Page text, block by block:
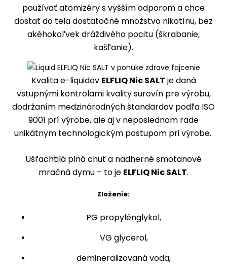
používať atomizéry s vyšším odporom a chce
dostať do tela dostatočné množstvo nikotínu, bez
akéhokoľvek dráždivého pocitu (škrabanie,
kašľanie).
Kvalita e-liquidov ELFLIQ Nic SALT je daná
vstupnými kontrolami kvality surovín pre výrobu,
dodržaním medzinárodných štandardov podľa ISO
9001 prí výrobe, ale aj v neposlednom rade
unikátnym technologickým postupom pri výrobe.
Ušľachtilá plná chuť a nadherné smotanové
mračná dymu – to je ELFLIQ Nic SALT.
Zloženie:
PG propylénglykol,
VG glycerol,
demineralizovaná voda,